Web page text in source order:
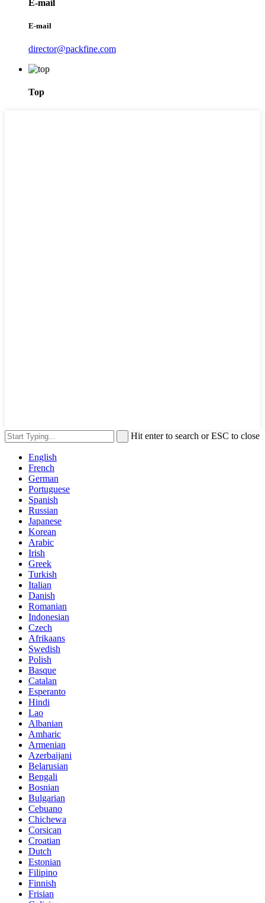
E-mail
E-mail
director@packfine.com
Top
Hit enter to search or ESC to close
English
French
German
Portuguese
Spanish
Russian
Japanese
Korean
Arabic
Irish
Greek
Turkish
Italian
Danish
Romanian
Indonesian
Czech
Afrikaans
Swedish
Polish
Basque
Catalan
Esperanto
Hindi
Lao
Albanian
Amharic
Armenian
Azerbaijani
Belarusian
Bengali
Bosnian
Bulgarian
Cebuano
Chichewa
Corsican
Croatian
Dutch
Estonian
Filipino
Finnish
Frisian